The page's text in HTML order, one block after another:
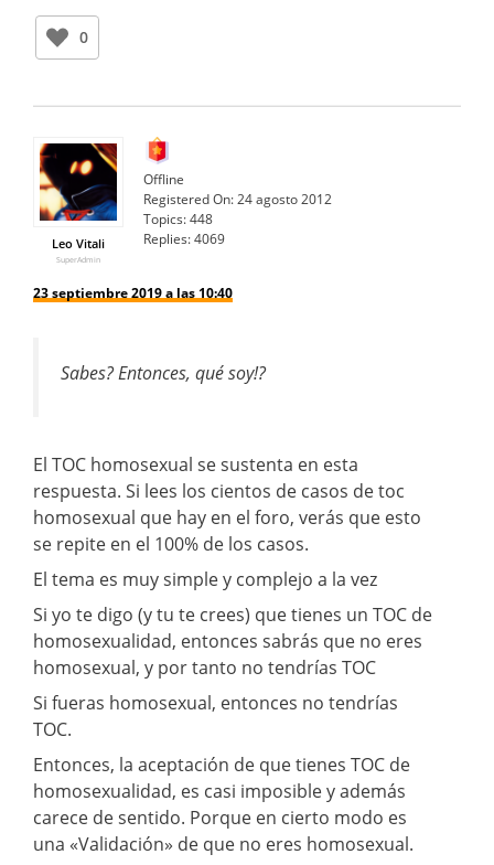
0
Leo Vitali
SuperAdmin
Offline
Registered On:24 agosto 2012
Topics:448
Replies:4069
23 septiembre 2019 a las 10:40
Sabes? Entonces, qué soy!?
El TOC homosexual se sustenta en esta
respuesta. Si lees los cientos de casos de toc
homosexual que hay en el foro, verás que esto
se repite en el 100% de los casos.
El tema es muy simple y complejo a la vez
Si yo te digo (y tu te crees) que tienes un TOC de
homosexualidad, entonces sabrás que no eres
homosexual, y por tanto no tendrías TOC
Si fueras homosexual, entonces no tendrías
TOC.
Entonces, la aceptación de que tienes TOC de
homosexualidad, es casi imposible y además
carece de sentido. Porque en cierto modo es
una «Validación» de que no eres homosexual.